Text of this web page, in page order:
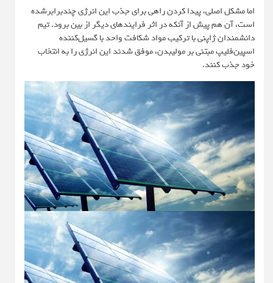
اما مشکل اصلی، پیدا کردن راهی برای جذب این انرژی چندبرابرشده
است، آن هم پیش از آنکه در اثر فرایندهای دیگر از بین برود. تیم
دانشمندان ژاپنی با ترکیب مواد شکافت واحد با گسیل‌کننده
اسپین‌فلیپ مبتنی بر مولیبدن، موفق شدند این انرژی را به انتخاب
خود جذب کنند.